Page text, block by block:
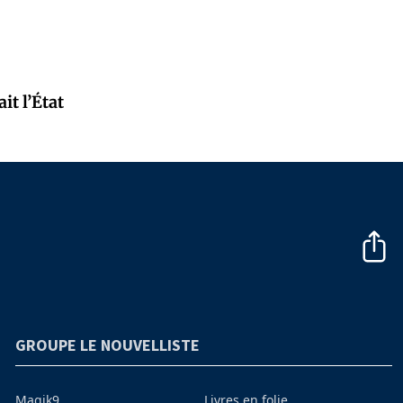
l’État
GROUPE LE NOUVELLISTE